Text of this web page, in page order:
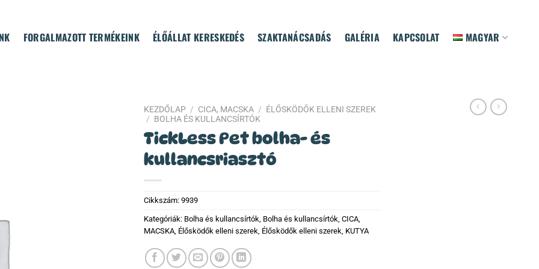
FORGALMAZOTT TERMÉKEINK ÉLŐÁLLAT KERESKEDÉS SZAKTANÁCSADÁS GALÉRIA KAPCSOLAT MAGYAR
KEZDŐLAP / CICA, MACSKA / ÉLŐSKÖDŐK ELLENI SZEREK
/ BOLHA ÉS KULLANCSÍRTÓK
TickLess Pet bolha- és
kullancsriasztó
Cikkszám: 9939
Kategóriák: Bolha és kullancsírtók Bolha és kullancsírtók CICA,
MACSKA Élősködők elleni szerek Élősködők elleni szerek KUTYA